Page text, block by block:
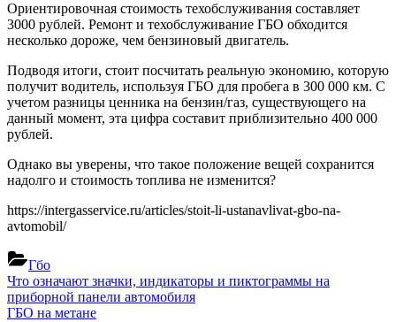
Ориентировочная стоимость техобслуживания составляет
3000 рублей. Ремонт и техобслуживание ГБО обходится
несколько дороже, чем бензиновый двигатель.
Подводя итоги, стоит посчитать реальную экономию, которую
получит водитель, используя ГБО для пробега в 300 000 км. С
учетом разницы ценника на бензин/газ, существующего на
данный момент, эта цифра составит приблизительно 400 000
рублей.
Однако вы уверены, что такое положение вещей сохранится
надолго и стоимость топлива не изменится?
https://intergasservice.ru/articles/stoit-li-ustanavlivat-gbo-na-
avtomobil/
Гбо
Навигация
по
Previous
Post:
Что означают значки, индикаторы и пиктограммы на
приборной панели автомобиля
Next
ГБО на метане